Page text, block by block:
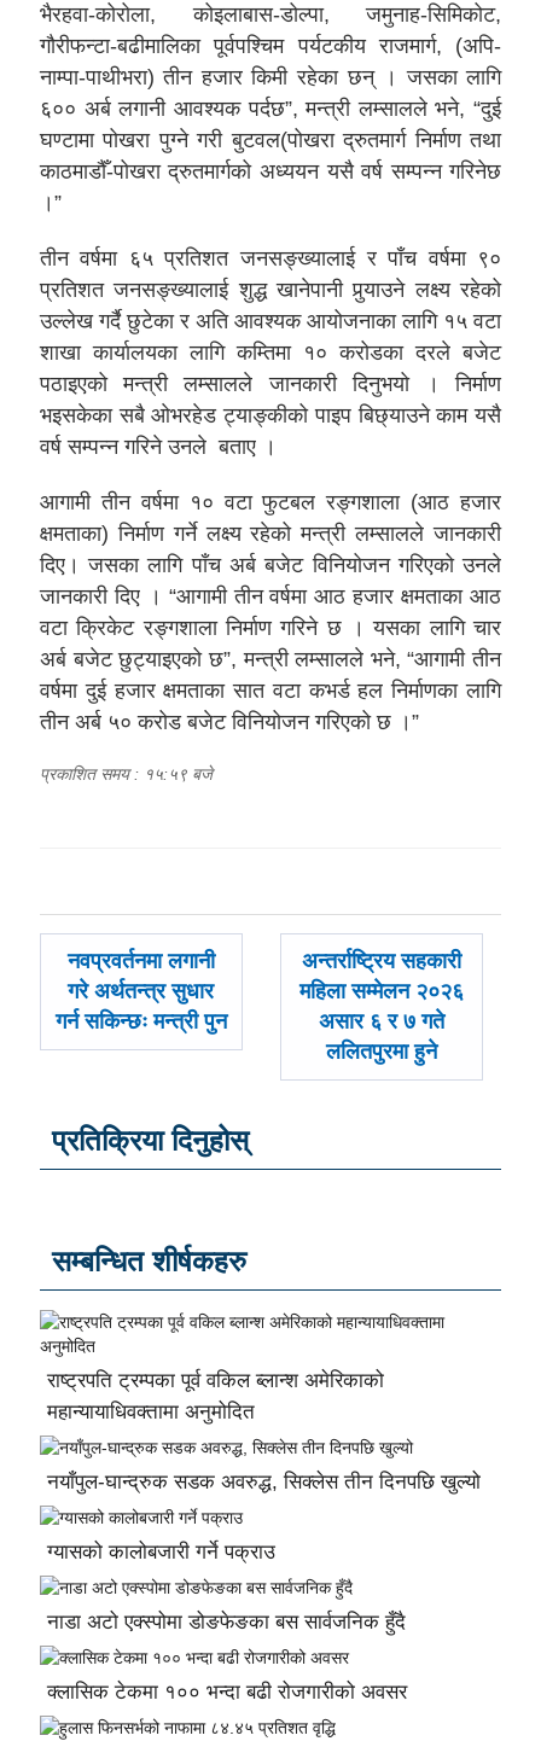
भैरहवा-कोरोला, कोइलाबास-डोल्पा, जमुनाह-सिमिकोट,
गौरीफन्टा-बढीमालिका पूर्वपश्चिम पर्यटकीय राजमार्ग, (अपि-
नाम्पा-पाथीभरा) तीन हजार किमी रहेका छन् । जसका लागि
६०० अर्ब लगानी आवश्यक पर्दछ”, मन्त्री लम्सालले भने, “दुई
घण्टामा पोखरा पुग्ने गरी बुटवल(पोखरा द्रुतमार्ग निर्माण तथा
काठमाडौँ-पोखरा द्रुतमार्गको अध्ययन यसै वर्ष सम्पन्न गरिनेछ
।”
तीन वर्षमा ६५ प्रतिशत जनसङ्ख्यालाई र पाँच वर्षमा ९०
प्रतिशत जनसङ्ख्यालाई शुद्ध खानेपानी पुर्‍याउने लक्ष्य रहेको
उल्लेख गर्दै छुटेका र अति आवश्यक आयोजनाका लागि १५ वटा
शाखा कार्यालयका लागि कम्तिमा १० करोडका दरले बजेट
पठाइएको मन्त्री लम्सालले जानकारी दिनुभयो । निर्माण
भइसकेका सबै ओभरहेड ट्याङ्कीको पाइप बिछ्याउने काम यसै
वर्ष सम्पन्न गरिने उनले बताए ।
आगामी तीन वर्षमा १० वटा फुटबल रङ्गशाला (आठ हजार
क्षमताका) निर्माण गर्ने लक्ष्य रहेको मन्त्री लम्सालले जानकारी
दिए। जसका लागि पाँच अर्ब बजेट विनियोजन गरिएको उनले
जानकारी दिए । “आगामी तीन वर्षमा आठ हजार क्षमताका आठ
वटा क्रिकेट रङ्गशाला निर्माण गरिने छ । यसका लागि चार
अर्ब बजेट छुट्याइएको छ”, मन्त्री लम्सालले भने, “आगामी तीन
वर्षमा दुई हजार क्षमताका सात वटा कभर्ड हल निर्माणका लागि
तीन अर्ब ५० करोड बजेट विनियोजन गरिएको छ ।”
प्रकाशित समय : १५:५९ बजे
पछिल्लाे
-
नवप्रवर्तनमा लगानी
गरे अर्थतन्त्र सुधार
गर्न सकिन्छः मन्त्री पुन
अघिल्लाे
-
अन्तर्राष्ट्रिय सहकारी
महिला सम्मेलन २०२६
असार ६ र ७ गते
ललितपुरमा हुने
प्रतिक्रिया दिनुहोस्
सम्बन्धित शीर्षकहरु
राष्ट्रपति ट्रम्पका पूर्व वकिल ब्लान्श अमेरिकाको
महान्यायाधिवक्तामा अनुमोदित
नयाँपुल-घान्द्रुक सडक अवरुद्ध, सिक्लेस तीन दिनपछि खुल्यो
ग्यासको कालोबजारी गर्ने पक्राउ
नाडा अटो एक्स्पोमा डोङफेङका बस सार्वजनिक हुँदै
क्लासिक टेकमा १०० भन्दा बढी रोजगारीको अवसर